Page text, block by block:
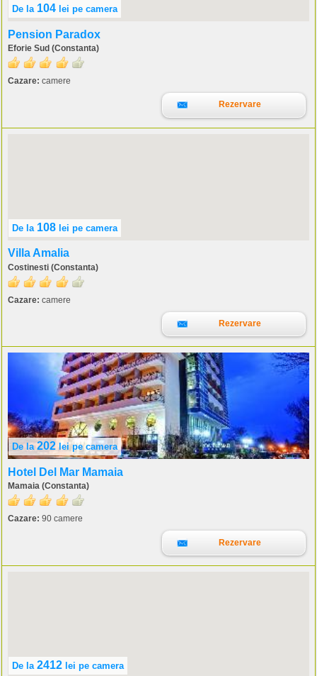
De la 104 lei pe camera
Pension Paradox
Eforie Sud (Constanta)
Cazare: camere
Rezervare
De la 108 lei pe camera
Villa Amalia
Costinesti (Constanta)
Cazare: camere
Rezervare
De la202 leipe camera
Hotel Del Mar Mamaia
Mamaia (Constanta)
Cazare: 90 camere
Rezervare
De la 2412 lei pe camera